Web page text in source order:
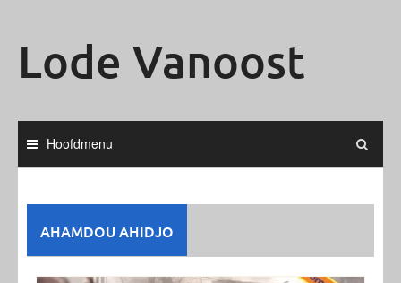
Lode Vanoost
Hoofdmenu
AHAMDOU AHIDJO